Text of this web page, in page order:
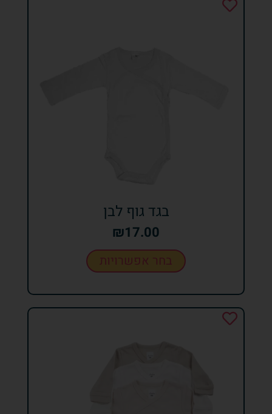
בגד גוף לבן
₪17.00
בחר אפשרויות